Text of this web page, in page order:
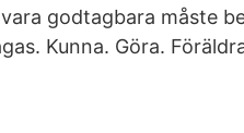
godtagbara måste
Kunna. Göra.